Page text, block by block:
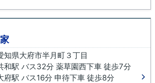
知県大府市半月町３丁目
和駅 バス32分 薬草園西下車 徒歩7分
府駅 バス16分 申待下車 徒歩8分